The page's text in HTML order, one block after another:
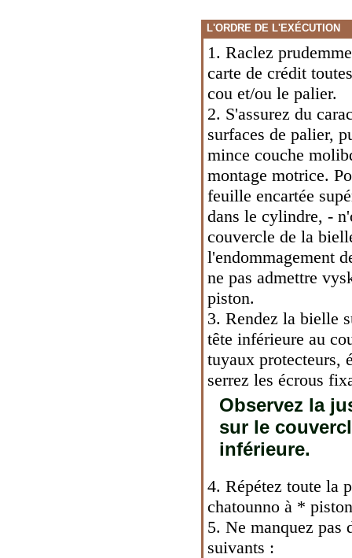
L'ORDRE DE L'EXÉCUTION
1. Raclez
carte de crédit
cou et/ou le palier.
2. S'assurez du
surfaces de palier,
mince couche
montage motrice.
feuille encartée
dans le cylindre, -
couvercle de la
l'endommagement
ne pas admettre
piston.
3. Rendez la bielle
tête inférieure au
tuyaux protecteurs,
serrez les écrous
Observez la
sur le
inférieure.
4. Répétez toute la
chatounno à *
5. Ne manquez pas
suivants :